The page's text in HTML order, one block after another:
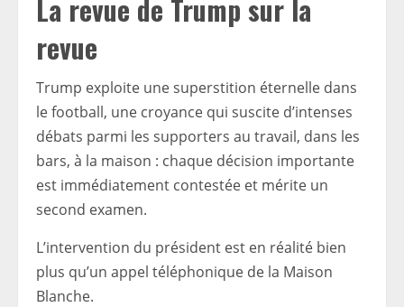
La revue de Trump sur la
revue
Trump exploite une superstition éternelle dans
le football, une croyance qui suscite d’intenses
débats parmi les supporters au travail, dans les
bars, à la maison : chaque décision importante
est immédiatement contestée et mérite un
second examen.
L’intervention du président est en réalité bien
plus qu’un appel téléphonique de la Maison
Blanche.